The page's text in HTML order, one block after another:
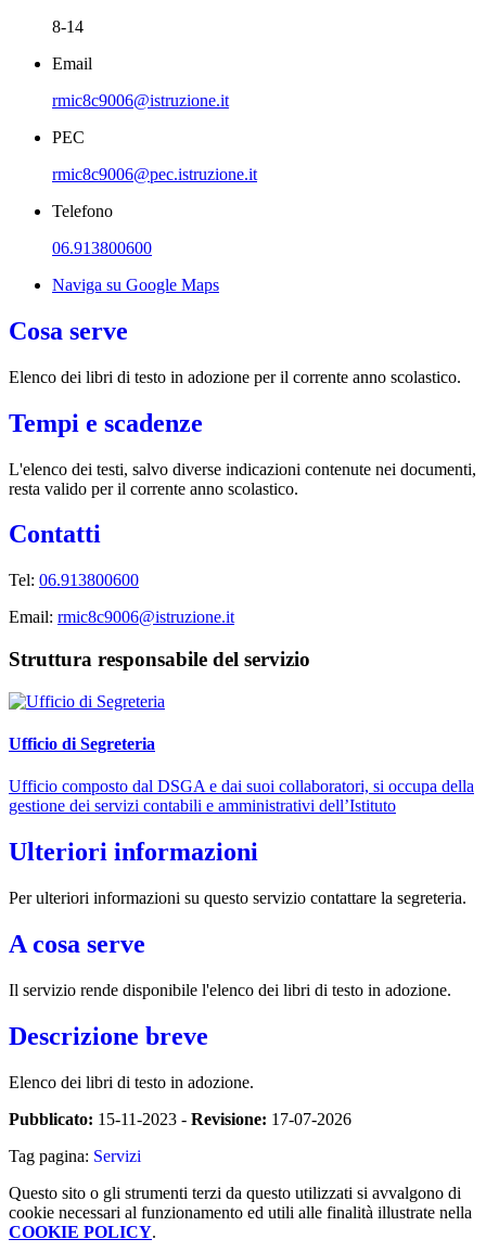
8-14
Email
rmic8c9006@istruzione.it
PEC
rmic8c9006@pec.istruzione.it
Telefono
06.913800600
Naviga su Google Maps
Cosa serve
Elenco dei libri di testo in adozione per il corrente anno scolastico.
Tempi e scadenze
L'elenco dei testi, salvo diverse indicazioni contenute nei documenti,
resta valido per il corrente anno scolastico.
Contatti
Tel: 06.913800600
Email: rmic8c9006@istruzione.it
Struttura responsabile del servizio
Ufficio di Segreteria
Ufficio composto dal DSGA e dai suoi collaboratori, si occupa della
gestione dei servizi contabili e amministrativi dell’Istituto
Ulteriori informazioni
Per ulteriori informazioni su questo servizio contattare la segreteria.
A cosa serve
Il servizio rende disponibile l'elenco dei libri di testo in adozione.
Descrizione breve
Elenco dei libri di testo in adozione.
Pubblicato: 15-11-2023 - Revisione: 17-07-2026
Tag pagina: Servizi
Questo sito o gli strumenti terzi da questo utilizzati si avvalgono di
cookie necessari al funzionamento ed utili alle finalità illustrate nella
COOKIE POLICY.